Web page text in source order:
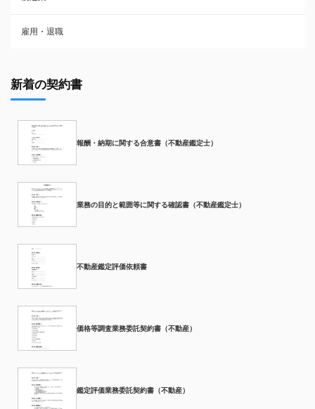
雇用・退職
新着の契約書
報酬・納期に関する合意書（不動産鑑定士）
業務の目的と範囲等に関する確認書（不動産鑑定士）
不動産鑑定評価依頼書
価格等調査業務委託契約書（不動産）
鑑定評価業務委託契約書（不動産）